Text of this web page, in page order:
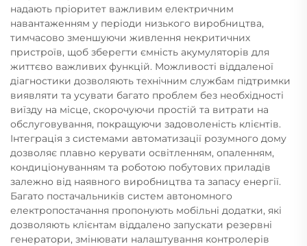
надають пріоритет важливим електричним
навантаженням у періоди низького виробництва,
тимчасово зменшуючи живлення некритичних
пристроїв, щоб зберегти ємність акумуляторів для
життєво важливих функцій. Можливості віддаленої
діагностики дозволяють технічним службам підтримки
виявляти та усувати багато проблем без необхідності
виїзду на місце, скорочуючи простій та витрати на
обслуговування, покращуючи задоволеність клієнтів.
Інтеграція з системами автоматизації розумного дому
дозволяє плавно керувати освітленням, опаленням,
кондиціонуванням та роботою побутових приладів
залежно від наявного виробництва та запасу енергії.
Багато постачальників систем автономного
електропостачання пропонують мобільні додатки, які
дозволяють клієнтам віддалено запускати резервні
генератори, змінювати налаштування контролерів